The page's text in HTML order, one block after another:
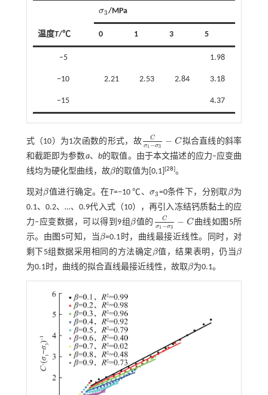
温度T/℃
σ3
σ3/MPa
0 1 3 5
‒5 1.98
‒10 2.21 2.53 2.84 3.18
‒15 4.37
式（10） 为1次函数的形式，故
C
σ1 −σ3
− C
Cσ1-σ3 -C
拟合直线的斜率
和截距即为参数a、 b的取值。由于本文描述的应力‒应变曲
线均为硬化型曲线，故β
β的取值为[0,1] [28]。
现对β
β值进行确定。在T=‒10 ℃、σ3
σ3=0条件下，分别取β
β 为
0.1、0.2、…、0.9代入式（10）
，再引入冻结钙质黏土的应
力‒应变数据，可以得到9组 β
β值的
C
σ1 −σ3
− C
Cσ1-σ3 -C 曲线如 图5所
示。由 图5可知，当β
β=0.1时，曲线最接近线性。同时，对
剩下5组数据采用相同的方法确定 β
β值，结果表明，仍当β
β
为0.1时，曲线的拟合直线最接近线性，故取β
β为0.1。